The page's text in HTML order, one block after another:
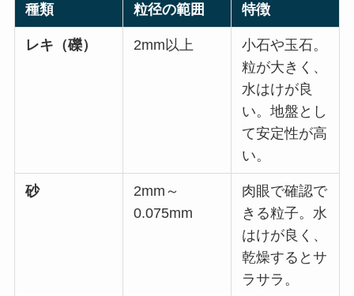
種類 粒径の範囲 特徴
レキ（礫） 2mm以上
小石や玉石。
粒が大きく、
水はけが良
い。地盤とし
て安定性が高
い。
砂
2mm～
0.075mm
肉眼で確認で
きる粒子。水
はけが良く、
乾燥するとサ
ラサラ。